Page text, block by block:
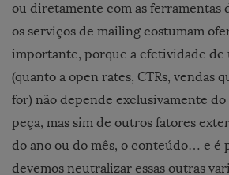
ou diretamente com as ferramentas
os serviços de mailing costumam
importante, porque a efetividade de
(quanto a open rates, CTRs, vendas
for) não depende exclusivamente
peça, mas sim de outros fatores
do ano ou do mês, o conteúdo… e é
devemos neutralizar essas outras